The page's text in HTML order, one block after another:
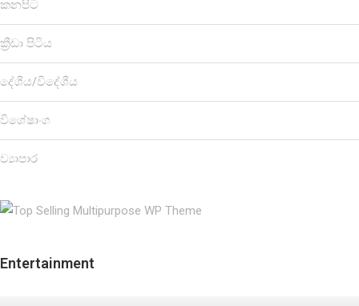
කනපිට
ක්‍රීඩා පිටිය
දේශීය/විදේශීය
විශේෂාංග
ව්‍යාපාර
Entertainment